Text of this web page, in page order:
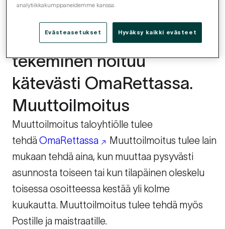
Erilaisten ilmoitusten
tekeminen hoituu
kätevästi OmaRettassa.
Muuttoilmoitus
Muuttoilmoitus taloyhtiölle tulee
tehdäOmaRettassa
Muuttoilmoitus tulee lain
mukaan tehdä aina, kun muuttaa pysyvästi
asunnosta toiseen tai kun tilapäinen oleskelu
toisessa osoitteessa kestää yli kolme
kuukautta. Muuttoilmoitus tulee tehdä myös
Postille ja maistraatille.
analytiikkakumppaneidemme kanssa.
Evästeasetukset Hyväksy kaikki evästeet